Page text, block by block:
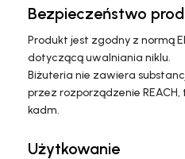
Bezpieczeństwo
Produkt jest zgodny z normą EN
dotyczącą uwalniania niklu.
Biżuteria nie zawiera
przez rozporządzenie REACH,
kadm.
Użytkowanie